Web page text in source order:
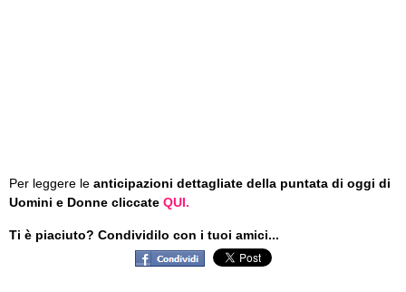
Per leggere le anticipazioni dettagliate della puntata di oggi di
Uomini e Donne cliccate QUI.
Ti è piaciuto? Condividilo con i tuoi amici...